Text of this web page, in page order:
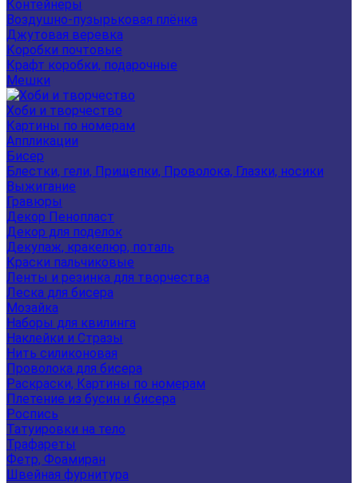
Контейнеры
Воздушно-пузырьковая плёнка
Джутовая веревка
Коробки почтовые
Крафт коробки, подарочные
Мешки
Хоби и творчество
Картины по номерам
Аппликации
Бисер
Блестки, гели, Прищепки, Проволока, Глазки, носики
Выжигание
Гравюры
Декор Пенопласт
Декор для поделок
Декупаж, кракелюр, поталь
Краски пальчиковые
Ленты и резинка для творчества
Леска для бисера
Мозайка
Наборы для квилинга
Наклейки и Стразы
Нить силиконовая
Проволока для бисера
Раскраски, Картины по номерам
Плетение из бусин и бисера
Роспись
Татуировки на тело
Трафареты
Фетр, Фоамиран
Швейная фурнитура